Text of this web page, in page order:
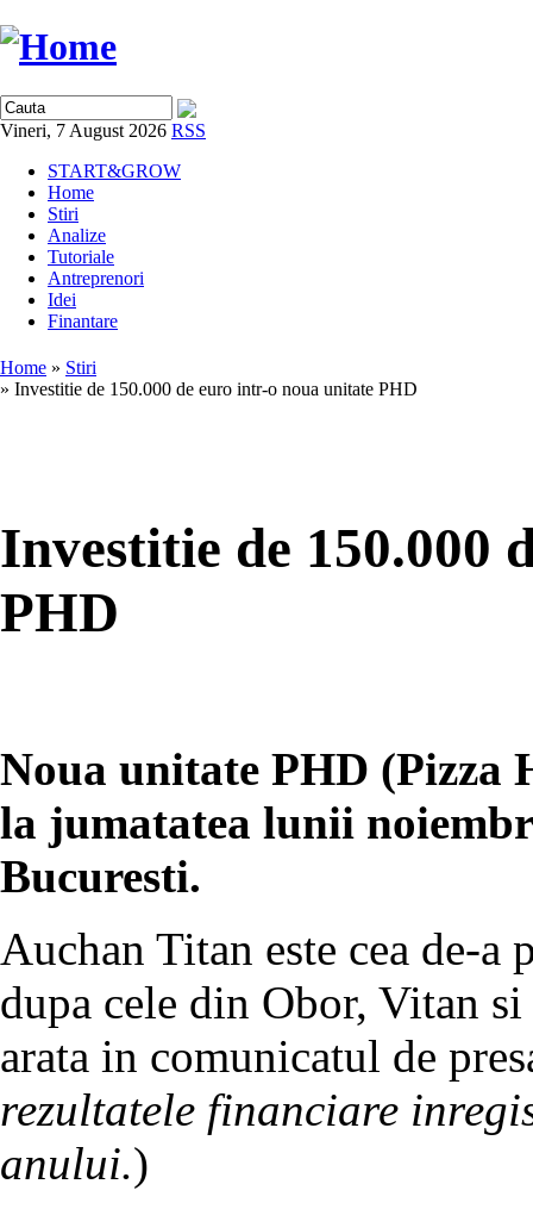
Vineri, 7 August 2026 RSS
START&GROW
Home
Stiri
Analize
Tutoriale
Antreprenori
Idei
Finantare
Home » Stiri
» Investitie de 150.000 de euro intr-o noua unitate PHD
Investitie de 150.000
PHD
Noua unitate PHD
la jumatatea lunii
Bucuresti.
Auchan Titan este cea de-
dupa cele din Obor, Vitan
arata in comunicatul de
rezultatele financiare
anului.)